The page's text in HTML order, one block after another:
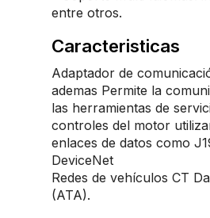
entre otros.
Caracteristicas
Adaptador de
ademas Permite la
las herramientas de
controles del motor
enlaces de datos como
DeviceNet
Redes de vehículos CT
(ATA).